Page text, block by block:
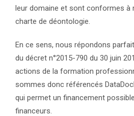
leur domaine et sont conformes à
charte de déontologie.
En ce sens, nous répondons
du décret n°2015-790 du 30 juin
actions de la formation
sommes donc référencés
qui permet un financement
financeurs.